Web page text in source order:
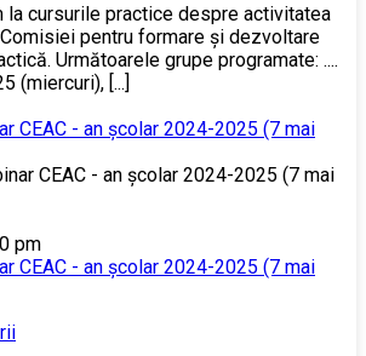
la cursurile practice despre activitatea
pentru formare și dezvoltare
Următoarele grupe programate: ....
(miercuri), [...]
CEAC - an școlar 2024-2025 (7 mai
pm
CEAC - an școlar 2024-2025 (7 mai